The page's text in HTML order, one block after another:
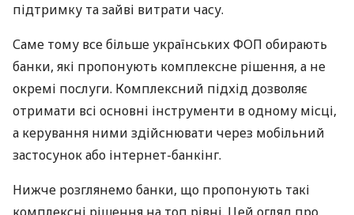
підтримку та зайві витрати часу.
Саме тому все більше українських ФОП обирають
банки, які пропонують комплексне рішення, а не
окремі послуги. Комплексний підхід дозволяє
отримати всі основні інструменти в одному місці,
а керування ними здійснювати через мобільний
застосунок або інтернет-банкінг.
Нижче розглянемо банки, що пропонують такі